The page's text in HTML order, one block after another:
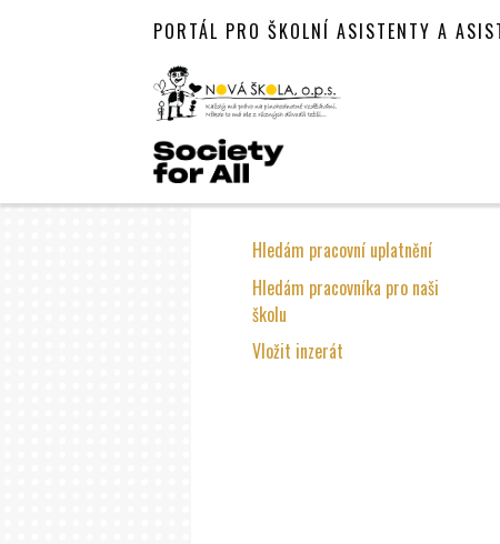
PORTÁL PRO ŠKOLNÍ ASISTENTY A
Hledám pracovní uplatnění
Hledám pracovníka pro naši
školu
Vložit inzerát